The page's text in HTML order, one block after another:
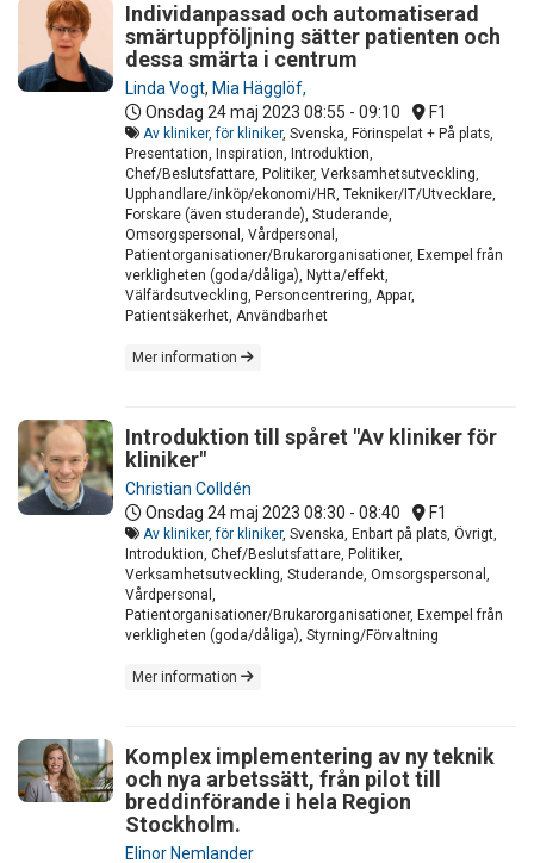
Individanpassad och automatiserad
smärtuppföljning sätter patienten och
dessa smärta i centrum
Linda Vogt, Mia Hägglöf,
Onsdag 24 maj 2023 08:55 - 09:10 F1
Av kliniker, för kliniker, Svenska, Förinspelat + På plats,
Presentation, Inspiration, Introduktion,
Chef/Beslutsfattare, Politiker, Verksamhetsutveckling,
Upphandlare/inköp/ekonomi/HR, Tekniker/IT/Utvecklare,
Forskare (även studerande), Studerande,
Omsorgspersonal, Vårdpersonal,
Patientorganisationer/Brukarorganisationer, Exempel från
verkligheten (goda/dåliga), Nytta/effekt,
Välfärdsutveckling, Personcentrering, Appar,
Patientsäkerhet, Användbarhet
Mer information
Introduktion till spåret "Av kliniker för
kliniker"
Christian Colldén
Onsdag 24 maj 2023 08:30 - 08:40 F1
Av kliniker, för kliniker, Svenska, Enbart på plats, Övrigt,
Introduktion, Chef/Beslutsfattare, Politiker,
Verksamhetsutveckling, Studerande, Omsorgspersonal,
Vårdpersonal,
Patientorganisationer/Brukarorganisationer, Exempel från
verkligheten (goda/dåliga), Styrning/Förvaltning
Mer information
Komplex implementering av ny teknik
och nya arbetssätt, från pilot till
breddinförande i hela Region
Stockholm.
Elinor Nemlander